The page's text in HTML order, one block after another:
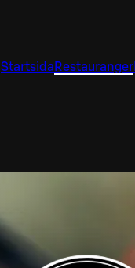
Startsida Restauranger